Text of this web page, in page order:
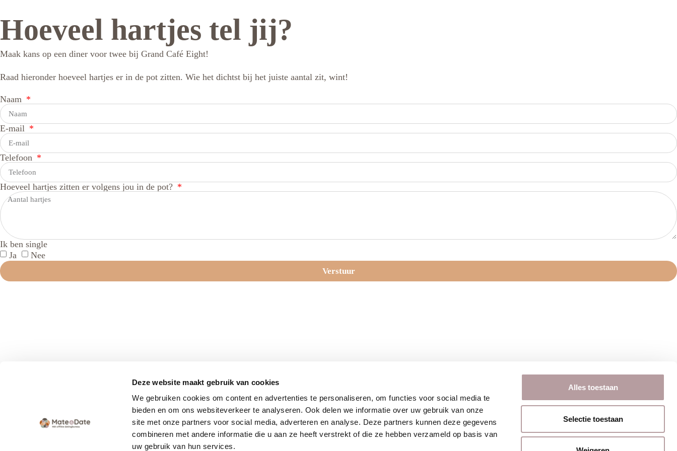
Deze website maakt gebruik van cookies
We gebruiken cookies om content en advertenties te personaliseren, om functies voor social media te
bieden en om ons websiteverkeer te analyseren. Ook delen we informatie over uw gebruik van onze
site met onze partners voor social media, adverteren en analyse. Deze partners kunnen deze gegevens
combineren met andere informatie die u aan ze heeft verstrekt of die ze hebben verzameld op basis van
uw gebruik van hun services.
Alles toestaan
Selectie toestaan
Hoeveel hartjes tel jij?
Maak kans op een diner voor twee bij Grand Café Eight!
Raad hieronder hoeveel hartjes er in de pot zitten. Wie het dichtst bij het juiste aantal zit, wint!
Naam
E-mail
Telefoon
Hoeveel hartjes zitten er volgens jou in de pot?
Ik ben single
Ja
Nee
Verstuur